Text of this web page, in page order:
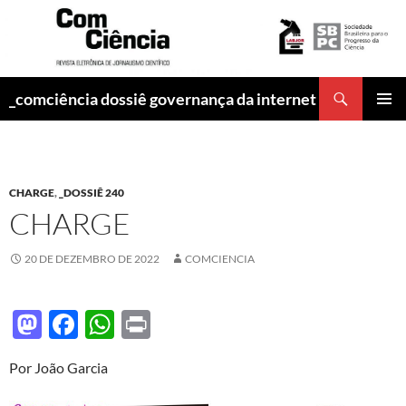
_comciência dossiê governança da internet
CHARGE, _DOSSIÊ 240
CHARGE
20 DE DEZEMBRO DE 2022 COMCIENCIA
M
to
F
e
W
Por João Garcia